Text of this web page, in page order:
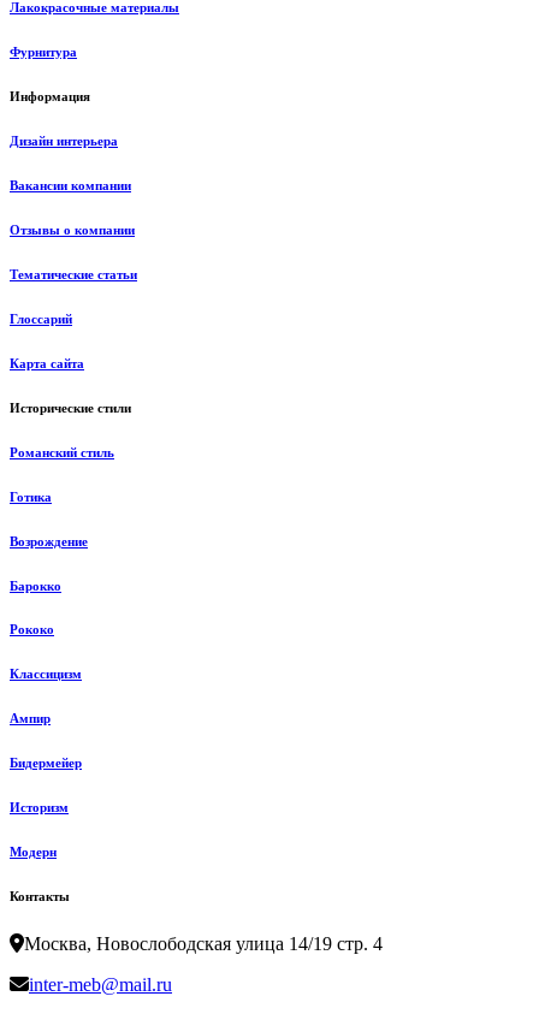
Лакокрасочные материалы
Фурнитура
Информация
Дизайн интерьера
Вакансии компании
Отзывы о компании
Тематические статьи
Глоссарий
Карта сайта
Исторические стили
Романский стиль
Готика
Возрождение
Барокко
Рококо
Классицизм
Ампир
Бидермейер
Историзм
Модерн
Контакты
Москва, Новослободская улица 14/19 стр. 4
inter-meb@mail.ru